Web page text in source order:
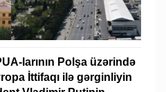
larının Polşa üzərində
İttifaqı ilə gərginliyin